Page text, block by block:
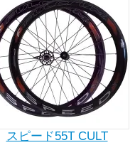
スピード55T CULT